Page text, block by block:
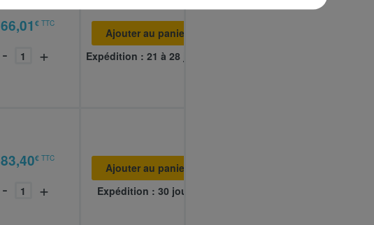
66,01 € TTC
- +
Ajouter au panier
Expédition : 21 à 28 jours
83,40€ TTC
- +
Ajouter au panier
Expédition : 30 jours